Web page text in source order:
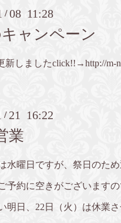
/08 11:28
ャンペーン
新しましたclick!!→http://m-
/ 21 16:22
業
水曜日ですが、祭日のた
予約に空きがございます
明日、22日（火）は休業